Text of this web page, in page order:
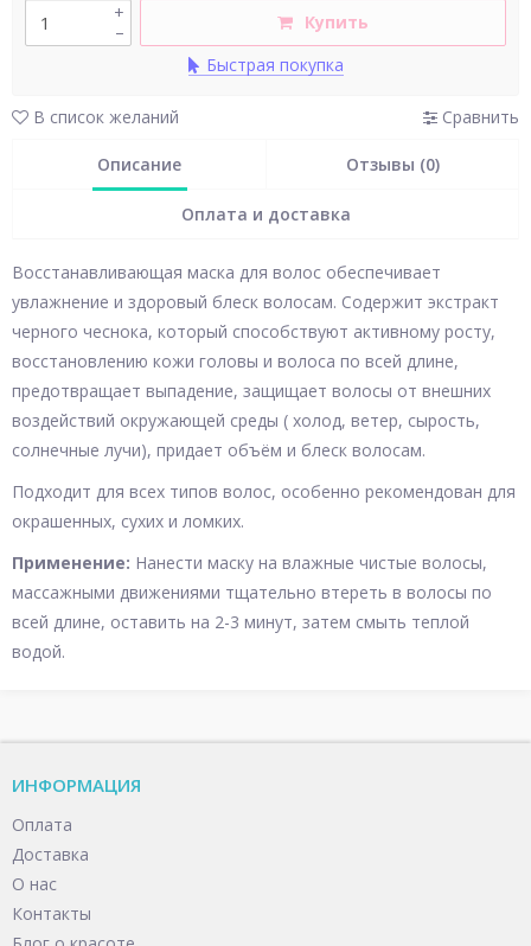
–
+
Купить
Быстрая покупка
В список желаний Сравнить
Описание Отзывы (0)
Оплата и доставка
Восстанавливающая маска для волос обеспечивает
увлажнение и здоровый блеск волосам. Содержит экстракт
черного чеснока, который способствуют активному росту,
восстановлению кожи головы и волоса по всей длине,
предотвращает выпадение, защищает волосы от внешних
воздействий окружающей среды ( холод, ветер, сырость,
солнечные лучи), придает объём и блеск волосам.
Подходит для всех типов волос, особенно рекомендован для
окрашенных, сухих и ломких.
Применение: Нанести маску на влажные чистые волосы,
массажными движениями тщательно втереть в волосы по
всей длине, оставить на 2-3 минут, затем смыть теплой
водой.
ИНФОРМАЦИЯ
Оплата
Доставка
О нас
Контакты